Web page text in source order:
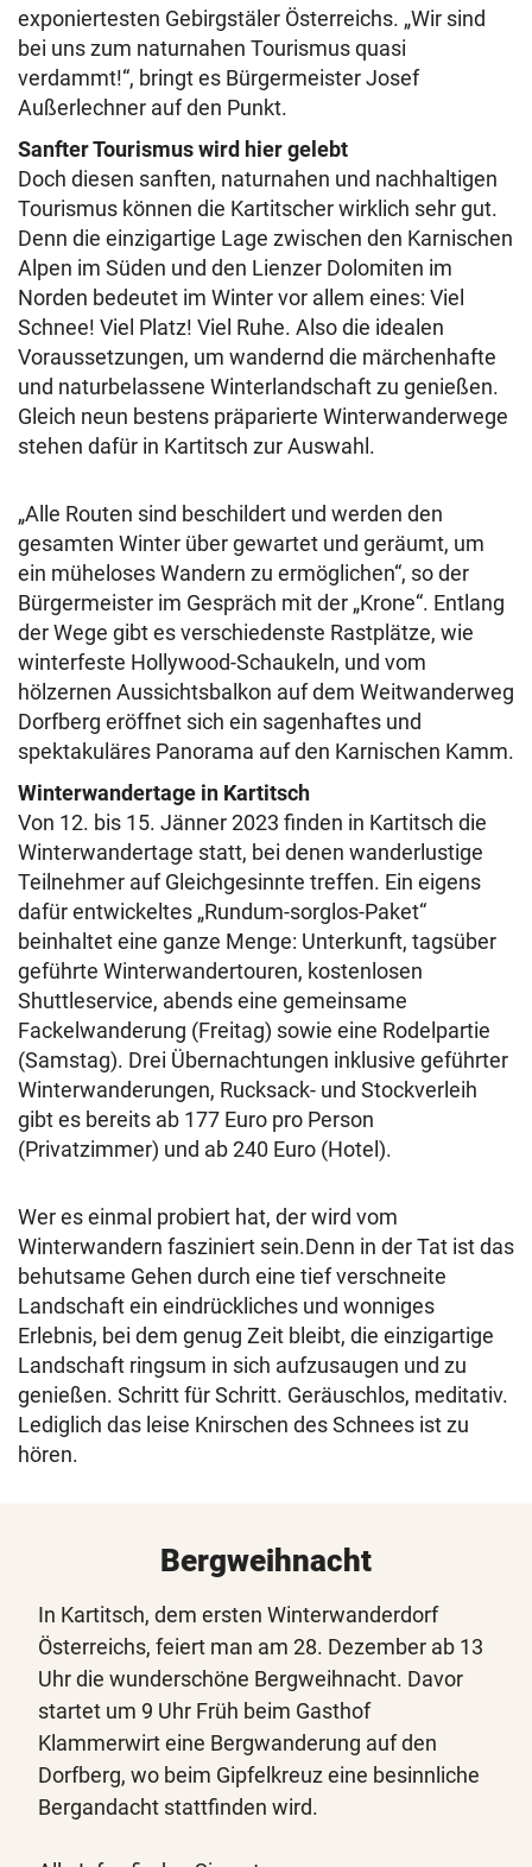
exponiertesten Gebirgstäler Österreichs. „Wir sind
bei uns zum naturnahen Tourismus quasi
verdammt!“, bringt es Bürgermeister Josef
Außerlechner auf den Punkt.
Sanfter Tourismus wird hier gelebt
Doch diesen sanften, naturnahen und nachhaltigen
Tourismus können die Kartitscher wirklich sehr gut.
Denn die einzigartige Lage zwischen den Karnischen
Alpen im Süden und den Lienzer Dolomiten im
Norden bedeutet im Winter vor allem eines: Viel
Schnee! Viel Platz! Viel Ruhe. Also die idealen
Voraussetzungen, um wandernd die märchenhafte
und naturbelassene Winterlandschaft zu genießen.
Gleich neun bestens präparierte Winterwanderwege
stehen dafür in Kartitsch zur Auswahl.
„Alle Routen sind beschildert und werden den
gesamten Winter über gewartet und geräumt, um
ein müheloses Wandern zu ermöglichen“, so der
Bürgermeister im Gespräch mit der „Krone“. Entlang
der Wege gibt es verschiedenste Rastplätze, wie
winterfeste Hollywood-Schaukeln, und vom
hölzernen Aussichtsbalkon auf dem Weitwanderweg
Dorfberg eröffnet sich ein sagenhaftes und
spektakuläres Panorama auf den Karnischen Kamm.
Winterwandertage in Kartitsch
Von 12. bis 15. Jänner 2023 finden in Kartitsch die
Winterwandertage statt, bei denen wanderlustige
Teilnehmer auf Gleichgesinnte treffen. Ein eigens
dafür entwickeltes „Rundum-sorglos-Paket“
beinhaltet eine ganze Menge: Unterkunft, tagsüber
geführte Winterwandertouren, kostenlosen
Shuttleservice, abends eine gemeinsame
Fackelwanderung (Freitag) sowie eine Rodelpartie
(Samstag). Drei Übernachtungen inklusive geführter
Winterwanderungen, Rucksack- und Stockverleih
gibt es bereits ab 177 Euro pro Person
(Privatzimmer) und ab 240 Euro (Hotel).
Wer es einmal probiert hat, der wird vom
Winterwandern fasziniert sein.Denn in der Tat ist das
behutsame Gehen durch eine tief verschneite
Landschaft ein eindrückliches und wonniges
Erlebnis, bei dem genug Zeit bleibt, die einzigartige
Landschaft ringsum in sich aufzusaugen und zu
genießen. Schritt für Schritt. Geräuschlos, meditativ.
Lediglich das leise Knirschen des Schnees ist zu
hören.
Bergweihnacht
In Kartitsch, dem ersten Winterwanderdorf
Österreichs, feiert man am 28. Dezember ab 13
Uhr die wunderschöne Bergweihnacht. Davor
startet um 9 Uhr Früh beim Gasthof
Klammerwirt eine Bergwanderung auf den
Dorfberg, wo beim Gipfelkreuz eine besinnliche
Bergandacht stattfinden wird.